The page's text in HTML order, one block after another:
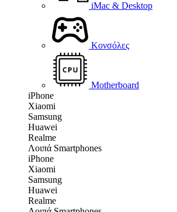
iMac & Desktop
Κονσόλες
Motherboard
iPhone
Xiaomi
Samsung
Huawei
Realme
Λοιπά Smartphones
iPhone
Xiaomi
Samsung
Huawei
Realme